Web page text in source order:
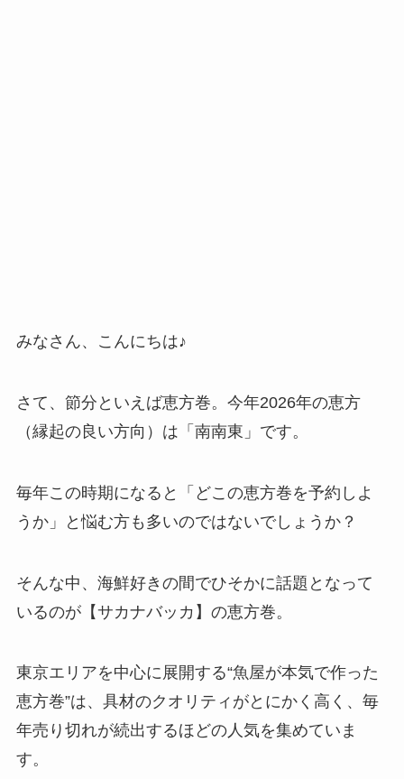
みなさん、こんにちは♪
さて、節分といえば恵方巻。今年2026年の恵方
（縁起の良い方向）は「南南東」です。
毎年この時期になると「どこの恵方巻を予約しよ
うか」と悩む方も多いのではないでしょうか？
そんな中、海鮮好きの間でひそかに話題となって
いるのが【サカナバッカ】の恵方巻。
東京エリアを中心に展開する“魚屋が本気で作った
恵方巻”は、具材のクオリティがとにかく高く、毎
年売り切れが続出するほどの人気を集めていま
す。